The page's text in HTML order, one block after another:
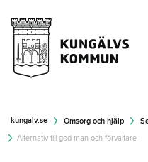
kungalv.se Omsorg och hjälp
Alternativ till god man och förvaltare